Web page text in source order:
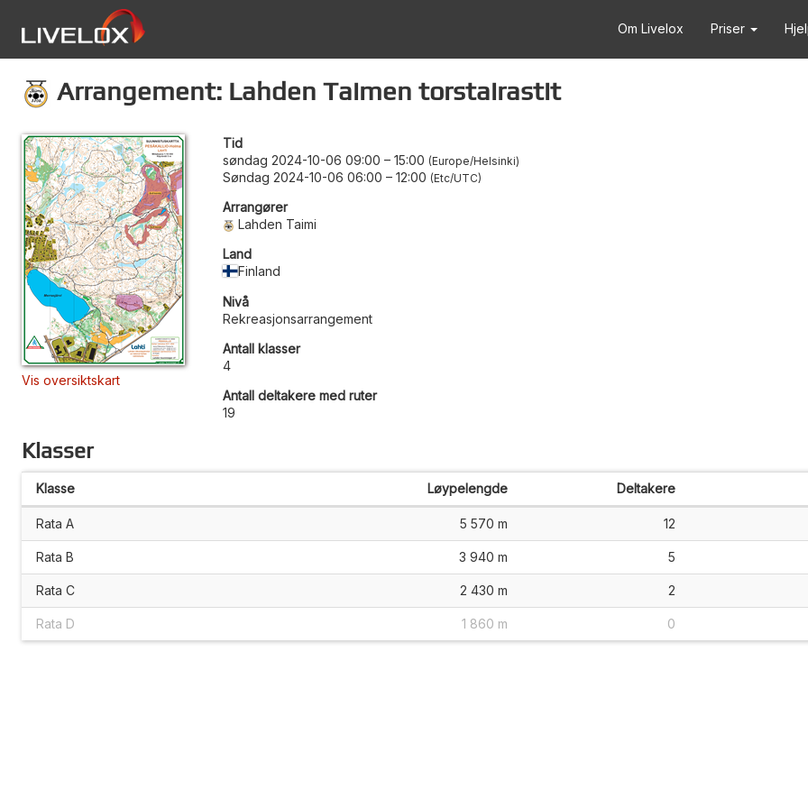
Om Livelox Priser
Arrangement: Lahden Taimen torstairastit
Vis oversiktskart
Tid
søndag 2024-10-06 09:00 – 15:00 Europe/Helsinki
Søndag 2024-10-06 06:00 – 12:00 Etc/UTC
Arrangører
Lahden Taimi
Land
Finland
Nivå
Rekreasjonsarrangement
Antall klasser
4
Antall deltakere med ruter
19
Klasser
Klasse Løypelengde Deltakere
Rata A 5 570 m 12
Rata B 3 940 m 5
Rata C 2 430 m 2
Rata D 1 860 m 0